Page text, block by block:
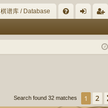
棋谱库 / Database
Q in ist
Search found 32 matches 1 2